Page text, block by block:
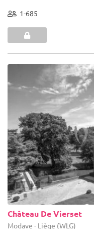
1-685
Château De Vierset
Modave - Liège (WLG)